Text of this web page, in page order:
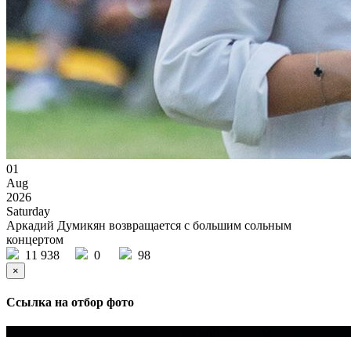
01
Aug
2026
Saturday
Аркадий Думикян возвращается с большим сольным
концертом
11 938
0 98
×
Ссылка на отбор фото